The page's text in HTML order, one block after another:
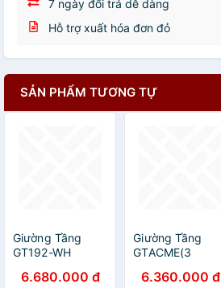
7 ngày đổi trả dễ dàng
Hỗ trợ xuất hóa đơn đỏ
SẢN PHẨM TƯƠNG TỰ
Giường Tầng
GT192-WH
6.680.000 đ
Giường Tầng
GTACME(3
6.360.000 đ